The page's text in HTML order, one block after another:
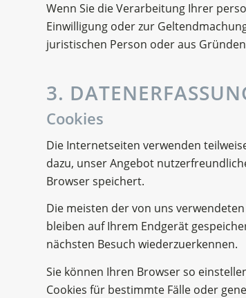
Wenn Sie die Verarbeitung Ihrer
Einwilligung oder zur
juristischen Person oder aus
3.
Cookies
Die Internetseiten verwenden
dazu, unser Angebot
Browser speichert.
Die meisten der von uns
bleiben auf Ihrem Endgerät
nächsten Besuch wiederzuerkennen.
Sie können Ihren Browser so
Cookies für bestimmte Fälle oder